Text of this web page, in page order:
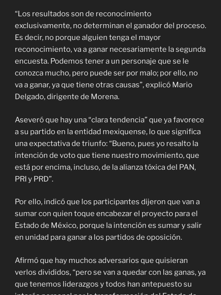
“Los resultados son de reconocimiento
exclusivamente, no determinan el ganador del proceso.
Es decir, no porque alguien tenga el mayor
reconocimiento, va a ganar necesariamente la segunda
encuesta. Podemos tener a un personaje que se le
conozca mucho, pero puede ser por malo; por ello, no
va a ganar, ya que tiene otras causas”, explicó Mario
Delgado, dirigente de Morena.
Aseveró que hay una “clara tendencia” que ya favorece
a su partido en la entidad mexiquense, lo que significa
una expectativa de triunfo: “Bueno, pues yo resalto la
intención de voto que tiene nuestro movimiento, que
está por encima, incluso, de la alianza tóxica del PAN,
PRI y PRD”.
Por ello, indicó que los participantes dijeron que van a
sumar con quien toque encabezar el proyecto para el
Estado de México, porque la intención es sumar y salir
en unidad para ganar a los partidos de oposición.
Afirmó que hay muchos adversarios que quisieran
verlos divididos, “pero se van a quedar con las ganas, ya
que tenemos liderazgos y todos han antepuesto su